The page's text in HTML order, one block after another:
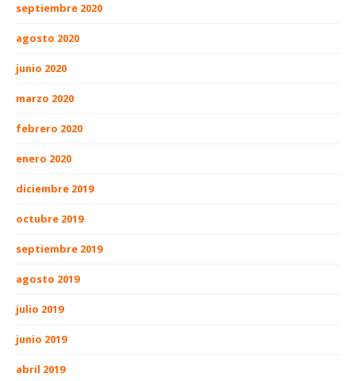
septiembre 2020
agosto 2020
junio 2020
marzo 2020
febrero 2020
enero 2020
diciembre 2019
octubre 2019
septiembre 2019
agosto 2019
julio 2019
junio 2019
abril 2019